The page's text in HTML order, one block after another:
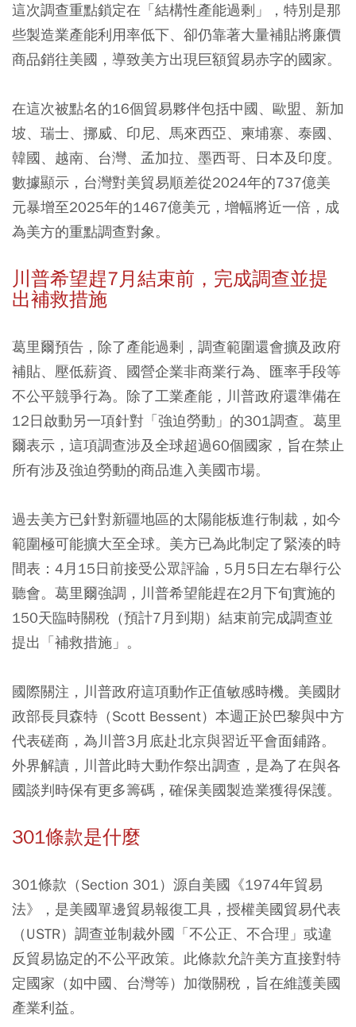
這次調查重點鎖定在「結構性產能過剩」，特別是那
些製造業產能利用率低下、卻仍靠著大量補貼將廉價
商品銷往美國，導致美方出現巨額貿易赤字的國家。
在這次被點名的16個貿易夥伴包括中國、歐盟、新加
坡、瑞士、挪威、印尼、馬來西亞、柬埔寨、泰國、
韓國、越南、台灣、孟加拉、墨西哥、日本及印度。
數據顯示，台灣對美貿易順差從2024年的737億美
元暴增至2025年的1467億美元，增幅將近一倍，成
為美方的重點調查對象。
川普希望趕7月結束前，完成調查並提
出補救措施
葛里爾預告，除了產能過剩，調查範圍還會擴及政府
補貼、壓低薪資、國營企業非商業行為、匯率手段等
不公平競爭行為。除了工業產能，川普政府還準備在
12日啟動另一項針對「強迫勞動」的301調查。葛里
爾表示，這項調查涉及全球超過60個國家，旨在禁止
所有涉及強迫勞動的商品進入美國市場。
過去美方已針對新疆地區的太陽能板進行制裁，如今
範圍極可能擴大至全球。美方已為此制定了緊湊的時
間表：4月15日前接受公眾評論，5月5日左右舉行公
聽會。葛里爾強調，川普希望能趕在2月下旬實施的
150天臨時關稅（預計7月到期）結束前完成調查並
提出「補救措施」。
國際關注，川普政府這項動作正值敏感時機。美國財
政部長貝森特（Scott Bessent）本週正於巴黎與中方
代表磋商，為川普3月底赴北京與習近平會面鋪路。
外界解讀，川普此時大動作祭出調查，是為了在與各
國談判時保有更多籌碼，確保美國製造業獲得保護。
301條款是什麼
301條款（Section 301）源自美國《1974年貿易
法》，是美國單邊貿易報復工具，授權美國貿易代表
（USTR）調查並制裁外國「不公正、不合理」或違
反貿易協定的不公平政策。此條款允許美方直接對特
定國家（如中國、台灣等）加徵關稅，旨在維護美國
產業利益。